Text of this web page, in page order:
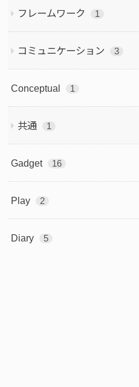
フレームワーク 1
コミュニケーション 3
Conceptual 1
共通 1
Gadget 16
Play 2
Diary 5